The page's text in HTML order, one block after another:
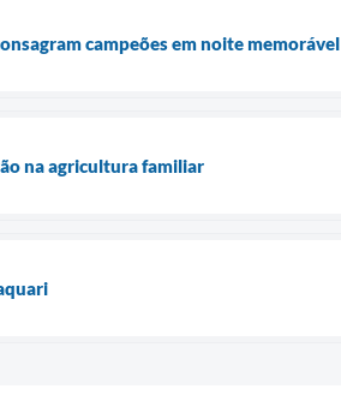
campeões em noite memorável
na agricultura familiar